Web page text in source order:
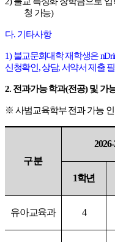
청 가능)
다. 기타사항
1)불교문화대학 재학생은
신청확인 ,상담,서약서 제출
2. 전과가능 학과(전공)및 가
※ 사범교육학부 전과 가능 인
구분
1학년
유아교육과 4